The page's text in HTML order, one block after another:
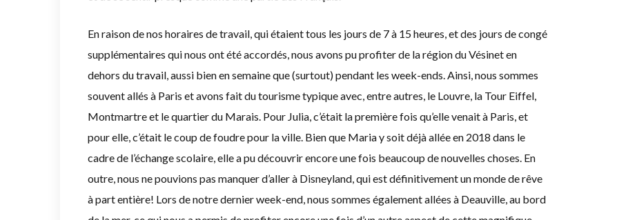
En raison de nos horaires de travail, qui étaient tous les jours de 7 à 15 heures, et des jours de congé
supplémentaires qui nous ont été accordés, nous avons pu profiter de la région du Vésinet en
dehors du travail, aussi bien en semaine que (surtout) pendant les week-ends. Ainsi, nous sommes
souvent allés à Paris et avons fait du tourisme typique avec, entre autres, le Louvre, la Tour Eiffel,
Montmartre et le quartier du Marais. Pour Julia, c’était la première fois qu’elle venait à Paris, et
pour elle, c’était le coup de foudre pour la ville. Bien que Maria y soit déjà allée en 2018 dans le
cadre de l’échange scolaire, elle a pu découvrir encore une fois beaucoup de nouvelles choses. En
outre, nous ne pouvions pas manquer d’aller à Disneyland, qui est définitivement un monde de rêve
à part entière! Lors de notre dernier week-end, nous sommes également allées à Deauville, au bord